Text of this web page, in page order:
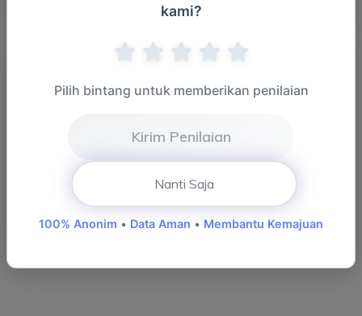
Tanaman...
26 Mei 2026 Pemantauan Harga dan Ketersediaan Bahan
kami?
Pilih bintang untuk memberikan penilaian
Kirim Penilaian
Nanti Saja
100% Anonim • Data Aman • Membantu Kemajuan